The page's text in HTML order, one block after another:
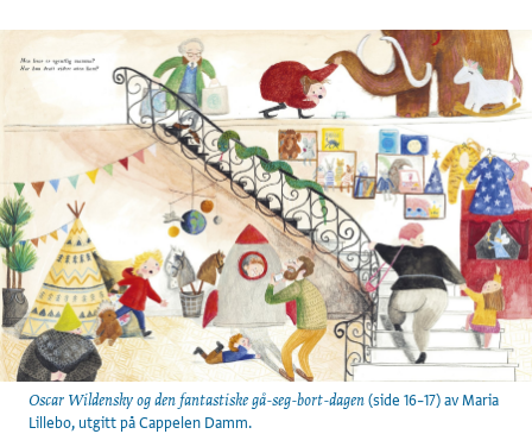
Oscar Wildensky og den fantastiske gå-seg-bort-dagen (side 16–17) av Maria
Lillebo, utgitt på Cappelen Damm.